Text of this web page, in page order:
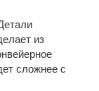
из
сложнее с